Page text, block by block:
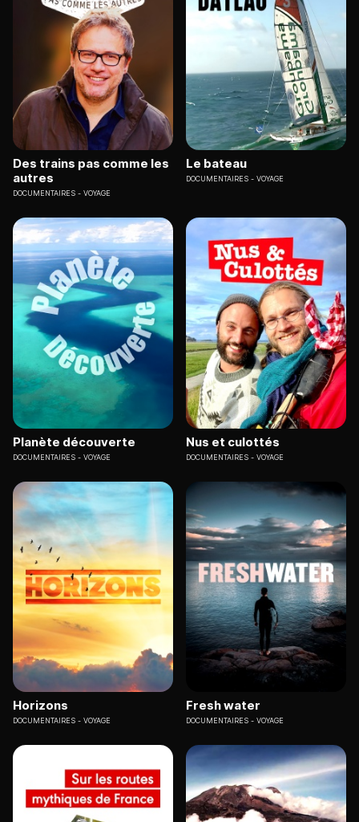
Des trains pas comme les
autres
DOCUMENTAIRES VOYAGE
Le bateau
DOCUMENTAIRES VOYAGE
Planète découverte
DOCUMENTAIRES VOYAGE
Nus et culottés
DOCUMENTAIRES VOYAGE
Horizons
DOCUMENTAIRES VOYAGE
Fresh water
DOCUMENTAIRES VOYAGE